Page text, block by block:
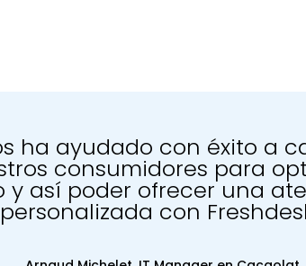
ha ayudado con éxito a
consumidores para
y así poder ofrecer una
personalizada con